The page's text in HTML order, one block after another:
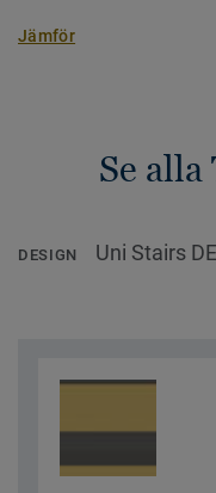
Jämför
Se
DESIGN Uni Stairs